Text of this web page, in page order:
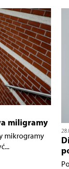
miligramy
mikrogramy